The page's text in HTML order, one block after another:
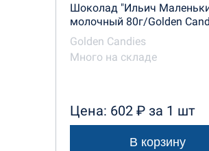
Шоколад "Ильич
молочный 80г/Golden
Golden Candies
Много на складе
Цена: 602 ₽ за 1 шт
В корзину